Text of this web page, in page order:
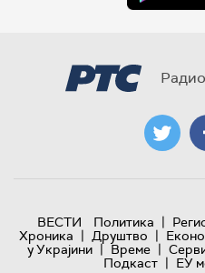
ВЕСТИ Политика |
Хроника | Друштво |
у Украјини | Време |
Подкаст | ЕУ